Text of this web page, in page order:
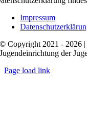
Impressum
© Copyright 2021 - 2026 |
Jugendeinrichtung der
Page load link